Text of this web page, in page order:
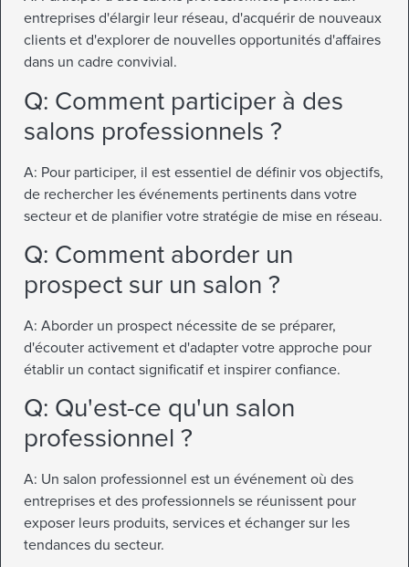
entreprises d'élargir leur réseau, d'acquérir de nouveaux
clients et d'explorer de nouvelles opportunités d'affaires
dans un cadre convivial.
Q: Comment participer à des
salons professionnels ?
A: Pour participer, il est essentiel de définir vos objectifs,
de rechercher les événements pertinents dans votre
secteur et de planifier votre stratégie de mise en réseau.
Q: Comment aborder un
prospect sur un salon ?
A: Aborder un prospect nécessite de se préparer,
d'écouter activement et d'adapter votre approche pour
établir un contact significatif et inspirer confiance.
Q: Qu'est-ce qu'un salon
professionnel ?
A: Un salon professionnel est un événement où des
entreprises et des professionnels se réunissent pour
exposer leurs produits, services et échanger sur les
tendances du secteur.